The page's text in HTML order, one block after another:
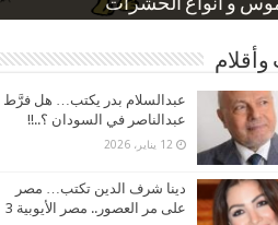
و أنواع الحشرات
بعد ارتفاع الأسعار
نسبة الطلاق في مصر
كاركاتيرية
كاركاتيرية
وأقلام
عبدالسلام بدر يكتب… هل فرَّط
عبدالناصر في السودان ؟..!!
12 يناير، 2026
دينا شرف الدين تكتب… مصر
على مر العصور.. مصر الأيوبية 3